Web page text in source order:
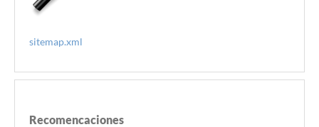
sitemap.xml
Recomencaciones